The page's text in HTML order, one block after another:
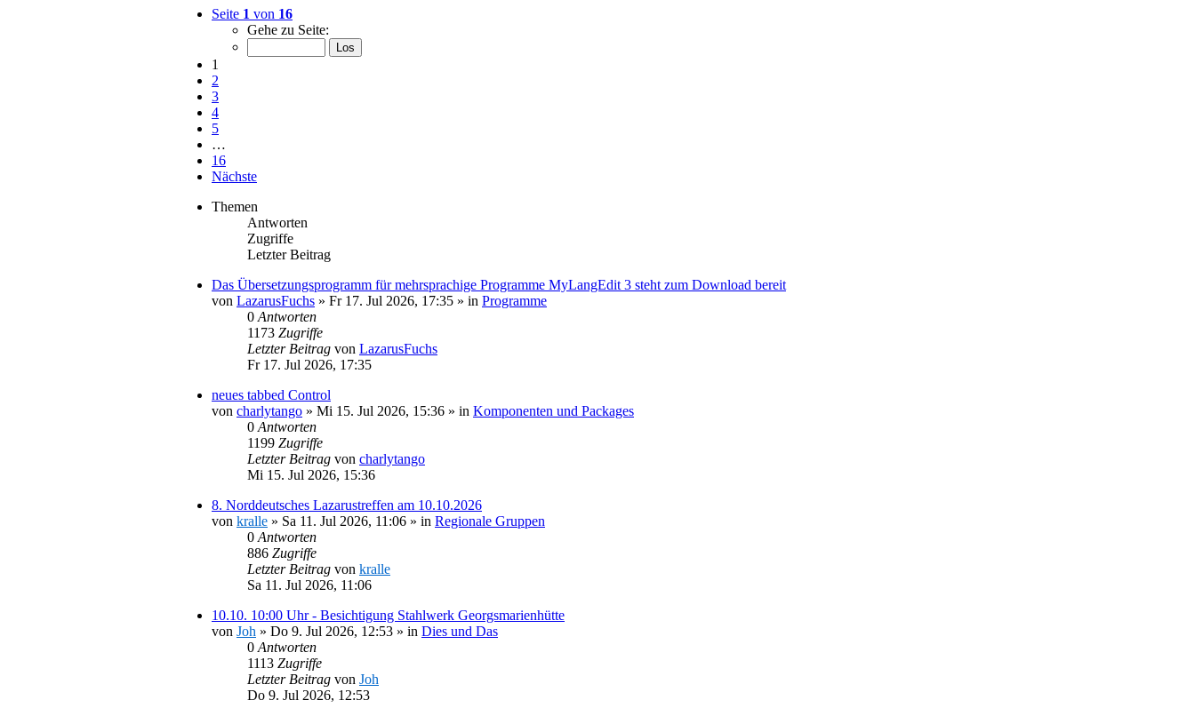
Seite 1 von 16
Gehe zu Seite:
1
2
3
4
5
…
16
Nächste
Themen
Antworten
Zugriffe
Letzter Beitrag
Das Übersetzungsprogramm für mehrsprachige Programme MyLangEdit 3 steht zum Download bereit
von LazarusFuchs » Fr 17. Jul 2026, 17:35 » in Programme
0 Antworten
1173 Zugriffe
Letzter Beitrag von LazarusFuchs
Fr 17. Jul 2026, 17:35
neues tabbed Control
von charlytango » Mi 15. Jul 2026, 15:36 » in Komponenten und Packages
0 Antworten
1199 Zugriffe
Letzter Beitrag von charlytango
Mi 15. Jul 2026, 15:36
8. Norddeutsches Lazarustreffen am 10.10.2026
von kralle » Sa 11. Jul 2026, 11:06 » in Regionale Gruppen
0 Antworten
886 Zugriffe
Letzter Beitrag von kralle
Sa 11. Jul 2026, 11:06
10.10. 10:00 Uhr - Besichtigung Stahlwerk Georgsmarienhütte
von Joh » Do 9. Jul 2026, 12:53 » in Dies und Das
0 Antworten
1113 Zugriffe
Letzter Beitrag von Joh
Do 9. Jul 2026, 12:53